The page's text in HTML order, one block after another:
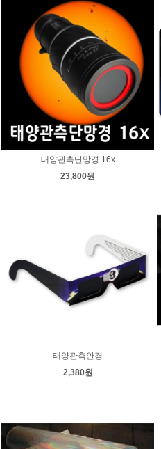
태양관측단망경 16x
23,800원
태양관측안경
2,380원